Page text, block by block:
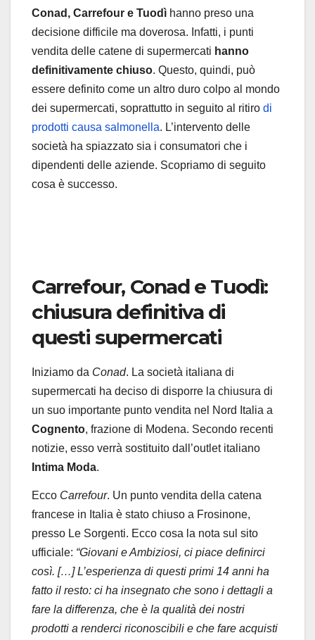
Conad, Carrefour e Tuodì hanno preso una
decisione difficile ma doverosa. Infatti, i punti
vendita delle catene di supermercati hanno
definitivamente chiuso. Questo, quindi, può
essere definito come un altro duro colpo al mondo
dei supermercati, soprattutto in seguito al ritiro di
prodotti causa salmonella. L’intervento delle
società ha spiazzato sia i consumatori che i
dipendenti delle aziende. Scopriamo di seguito
cosa è successo.
Carrefour, Conad e Tuodì:
chiusura definitiva di
questi supermercati
Iniziamo da Conad. La società italiana di
supermercati ha deciso di disporre la chiusura di
un suo importante punto vendita nel Nord Italia a
Cognento, frazione di Modena. Secondo recenti
notizie, esso verrà sostituito dall’outlet italiano
Intima Moda.
Ecco Carrefour. Un punto vendita della catena
francese in Italia è stato chiuso a Frosinone,
presso Le Sorgenti. Ecco cosa la nota sul sito
ufficiale: “Giovani e Ambiziosi, ci piace definirci
così. […] L’esperienza di questi primi 14 anni ha
fatto il resto: ci ha insegnato che sono i dettagli a
fare la differenza, che è la qualità dei nostri
prodotti a renderci riconoscibili e che fare acquisti